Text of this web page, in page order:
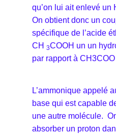
qu’on lui ait enlevé un
On obtient donc un
spécifique de l’acide
CH 3COOH un un
par rapport à CH3COO
L’ammonique appelé
base qui est capable
une autre molécule.
absorber un proton